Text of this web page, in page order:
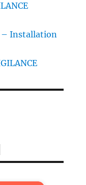
– Installation